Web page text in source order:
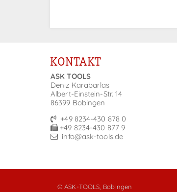
KONTAKT
ASK TOOLS
Deniz Karabarlas
Albert-Einstein-Str. 14
86399 Bobingen
+49 8234-430 878 0
+49 8234-430 877 9
info@ask-tools.de
© ASK-TOOLS, Bobingen